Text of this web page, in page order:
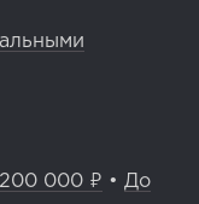
000 ₽ • До